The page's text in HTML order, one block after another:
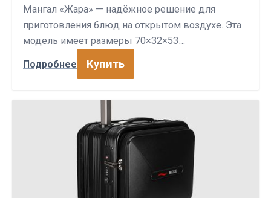
Мангал «Жара» — надёжное решение для
приготовления блюд на открытом воздухе. Эта
модель имеет размеры 70×32×53…
Подробнее Купить